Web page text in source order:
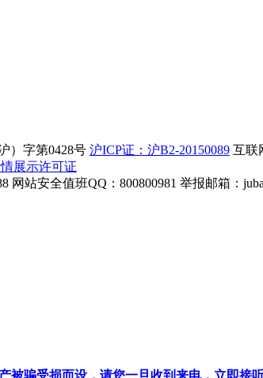
）字第0428号 沪ICP证：沪B2-20150089 互联
展示许可证
网站安全值班QQ：800800981 举报邮箱：
被骗受损而设，请您一旦收到来电，立即接听